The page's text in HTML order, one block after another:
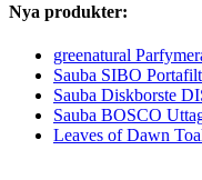
Nya produkter:
greenatural
Sauba SIBO
Sauba Diskborste
Sauba BOSCO
Leaves of Dawn